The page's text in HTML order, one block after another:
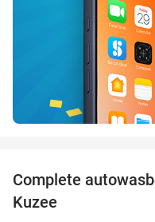
Complete
Kuzee